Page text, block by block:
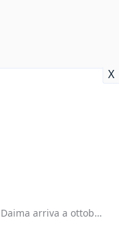
X
Dragon Ball Daima arriva a ottobre, nel nuovo trailer anche Goku Super Saiyan!